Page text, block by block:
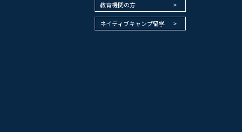
教育機関の方
ネイティブキャンプ留学